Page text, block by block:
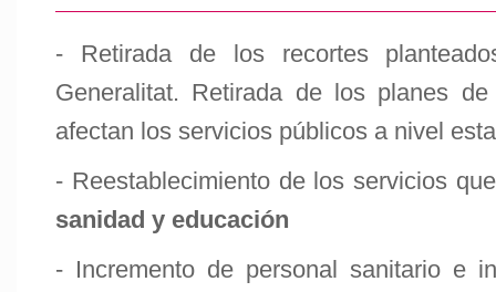
- Retirada de los recortes
Generalitat. Retirada de los planes
afectan los servicios públicos a nivel
- Reestablecimiento de los servicios
sanidad y educación
- Incremento de personal sanitario e